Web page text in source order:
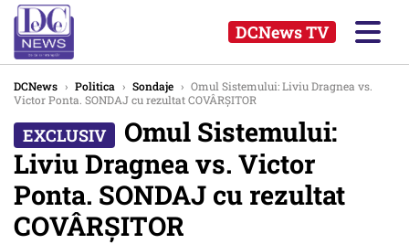
DCNews TV
DCNews › Politica › Sondaje › Omul Sistemului: Liviu Dragnea vs.
Victor Ponta. SONDAJ cu rezultat COVÂRȘITOR
Omul Sistemului:
Liviu Dragnea vs. Victor
Ponta. SONDAJ cu rezultat
COVÂRȘITOR